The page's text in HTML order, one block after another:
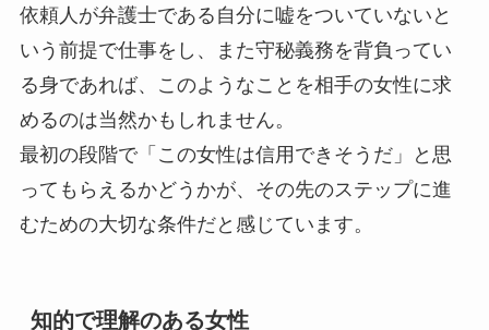
依頼人が弁護士である自分に嘘をついていないと
いう前提で仕事をし、また守秘義務を背負ってい
る身であれば、このようなことを相手の女性に求
めるのは当然かもしれません。
最初の段階で「この女性は信用できそうだ」と思
ってもらえるかどうかが、その先のステップに進
むための大切な条件だと感じています。
知的で理解のある女性